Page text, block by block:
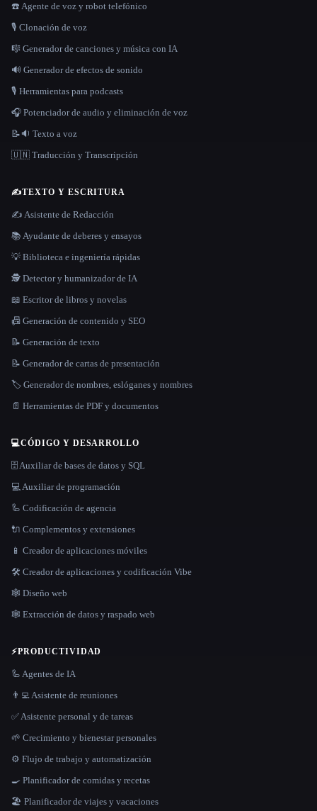
☎️ Agente de voz y robot telefónico
🎙️ Clonación de voz
🎼 Generador de canciones y música con IA
🔊 Generador de efectos de sonido
🎙️ Herramientas para podcasts
🎧 Potenciador de audio y eliminación de voz
📝🔉 Texto a voz
🇺🇳 Traducción y Transcripción
✍️TEXTO Y ESCRITURA
✍️ Asistente de Redacción
📚 Ayudante de deberes y ensayos
💡 Biblioteca e ingeniería rápidas
🕵️ Detector y humanizador de IA
📖 Escritor de libros y novelas
📠 Generación de contenido y SEO
📝 Generación de texto
📝 Generador de cartas de presentación
🏷️ Generador de nombres, eslóganes y nombres
📄 Herramientas de PDF y documentos
💻CÓDIGO Y DESARROLLO
🗄️ Auxiliar de bases de datos y SQL
💻 Auxiliar de programación
🦾 Codificación de agencia
🔌 Complementos y extensiones
📱 Creador de aplicaciones móviles
🛠️ Creador de aplicaciones y codificación Vibe
🕸 Diseño web
🕸️ Extracción de datos y raspado web
⚡PRODUCTIVIDAD
🦾 Agentes de IA
👨‍💻 Asistente de reuniones
✅ Asistente personal y de tareas
🌱 Crecimiento y bienestar personales
⚙️ Flujo de trabajo y automatización
🍳 Planificador de comidas y recetas
🏖 Planificador de viajes y vacaciones